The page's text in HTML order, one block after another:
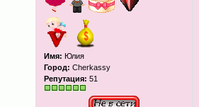
Имя: Юлия
Город: Cherkassy
Репутация: 51